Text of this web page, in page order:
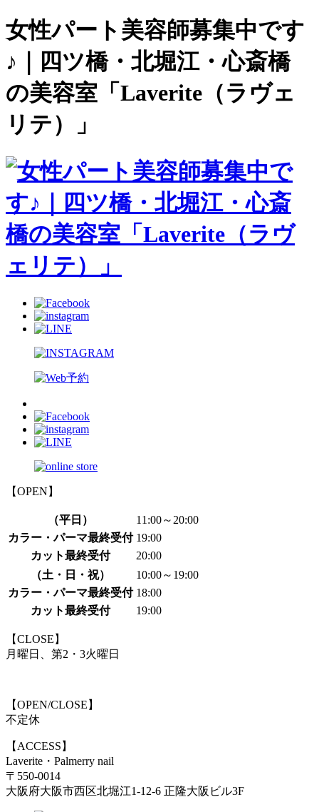
女性パート美容師募集中です
♪｜四ツ橋・北堀江・心斎橋
の美容室「Laverite（ラヴェ
リテ）」
【OPEN】
（平日）
11:00～20:00
カラー・パーマ最終受付 19:00
カット最終受付
20:00
（土・日・祝）
10:00～19:00
カラー・パーマ最終受付 18:00
カット最終受付
19:00
【CLOSE】
月曜日、第2・3火曜日
【OPEN/CLOSE】
不定休
【ACCESS】
Laverite・Palmerry nail
〒550-0014
大阪府大阪市西区北堀江1-12-6 正隆大阪ビル3F